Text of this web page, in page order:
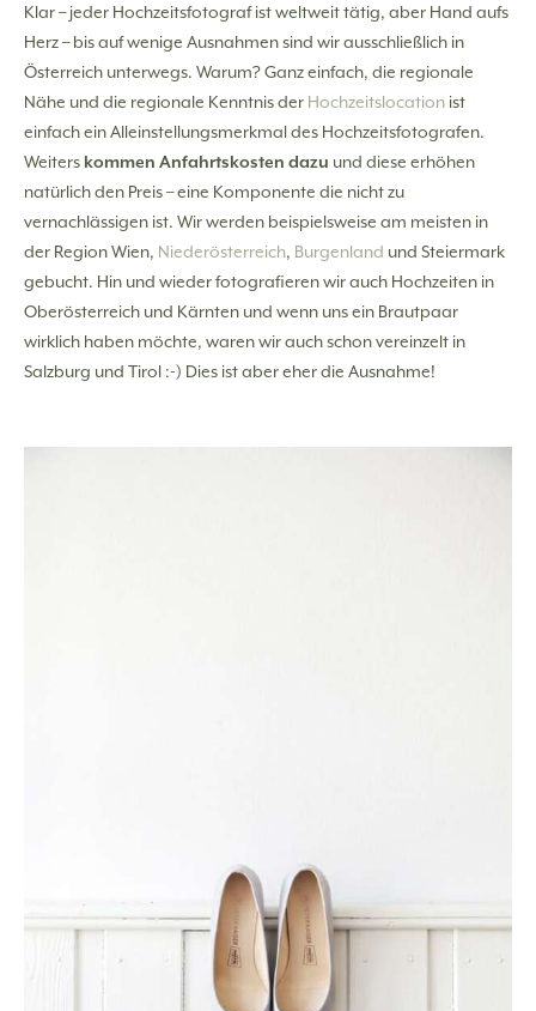
Klar – jeder Hochzeitsfotograf ist weltweit tätig, aber Hand aufs
Herz – bis auf wenige Ausnahmen sind wir ausschließlich in
Österreich unterwegs. Warum? Ganz einfach, die regionale
Nähe und die regionale Kenntnis der Hochzeitslocation ist
einfach ein Alleinstellungsmerkmal des Hochzeitsfotografen.
Weiters kommen Anfahrtskosten dazu und diese erhöhen
natürlich den Preis – eine Komponente die nicht zu
vernachlässigen ist. Wir werden beispielsweise am meisten in
der Region Wien, Niederösterreich, Burgenland und Steiermark
gebucht. Hin und wieder fotografieren wir auch Hochzeiten in
Oberösterreich und Kärnten und wenn uns ein Brautpaar
wirklich haben möchte, waren wir auch schon vereinzelt in
Salzburg und Tirol :-) Dies ist aber eher die Ausnahme!